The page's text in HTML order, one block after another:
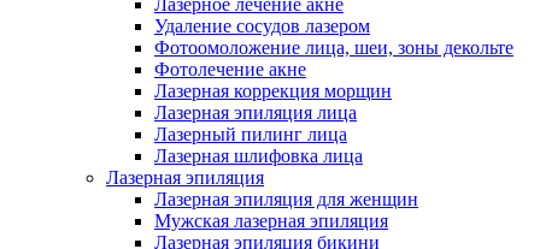
Лазерное лечение акне
Удаление сосудов лазером
Фотоомоложение лица, шеи, зоны декольте
Фотолечение акне
Лазерная коррекция морщин
Лазерная эпиляция лица
Лазерный пилинг лица
Лазерная шлифовка лица
Лазерная эпиляция
Лазерная эпиляция для женщин
Мужская лазерная эпиляция
Лазерная эпиляция бикини